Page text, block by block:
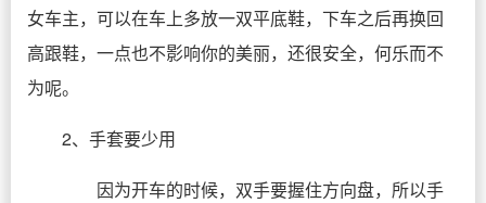
女车主，可以在车上多放一双平底鞋，下车之后再换回
高跟鞋，一点也不影响你的美丽，还很安全，何乐而不
为呢。
2、手套要少用
因为开车的时候，双手要握住方向盘，所以手